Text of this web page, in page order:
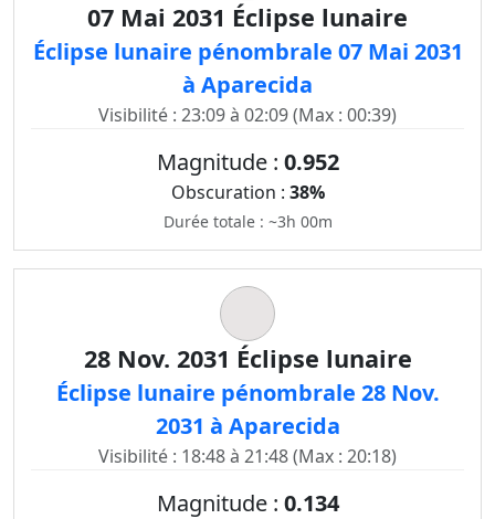
07 Mai 2031 Éclipse lunaire
Éclipse lunaire pénombrale 07 Mai 2031
à Aparecida
Visibilité : 23:09 à 02:09 (Max : 00:39)
Magnitude : 0.952
Obscuration : 38%
Durée totale : ~3h 00m
28 Nov. 2031 Éclipse lunaire
Éclipse lunaire pénombrale 28 Nov.
2031 à Aparecida
Visibilité : 18:48 à 21:48 (Max : 20:18)
Magnitude : 0.134